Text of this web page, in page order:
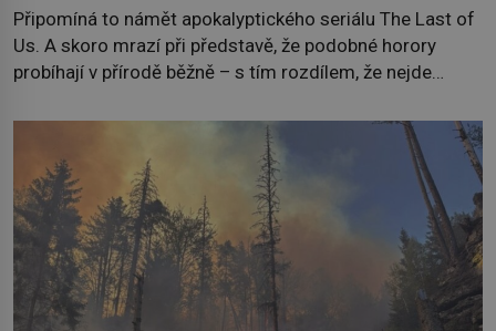
Připomíná to námět apokalyptického seriálu The Last of
Us. A skoro mrazí při představě, že podobné horory
probíhají v přírodě běžně – s tím rozdílem, že nejde
dokáže ovládat jen vývojově nesrovnatelně jednodušší
živočichy, než je člověk. Najít skutečné zombie není nic
nemožného ani v naší přírodě. […]